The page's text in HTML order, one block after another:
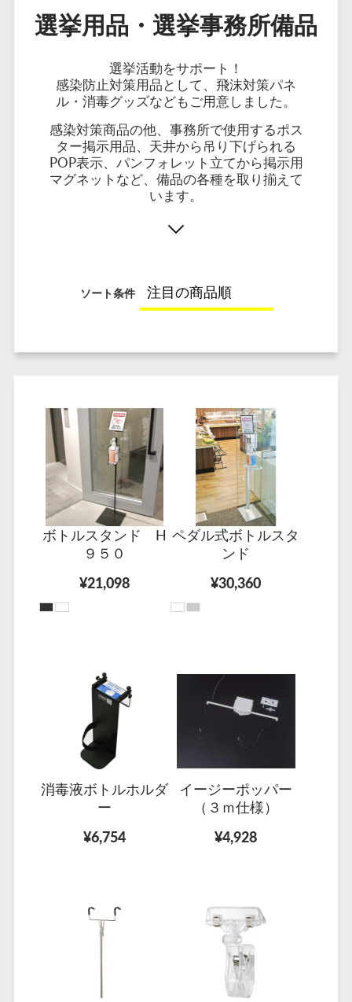
選挙用品・選挙事務所備品
選挙活動をサポート！
感染防止対策用品として、飛沫対策パネ
ル・消毒グッズなどもご用意しました。
感染対策商品の他、事務所で使用するポス
ター掲示用品、天井から吊り下げられる
POP表示、パンフォレット立てから掲示用
マグネットなど、備品の各種を取り揃えて
います。
ソート条件
ボトルスタンド H
９５０
¥21,098
ペダル式ボトルスタ
ンド
¥30,360
消毒液ボトルホルダ
ー
¥6,754
イージーポッパー
（３ｍ仕様）
¥4,928